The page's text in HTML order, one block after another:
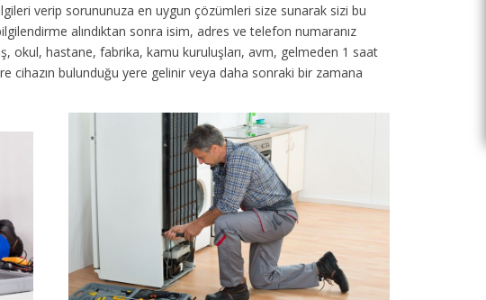
verip sorununuza en uygun çözümleri size sunarak sizi bu
alındıktan sonra isim, adres ve telefon numaranız
okul, hastane, fabrika, kamu kuruluşları, avm, gelmeden 1 saat
bulunduğu yere gelinir veya daha sonraki bir zamana